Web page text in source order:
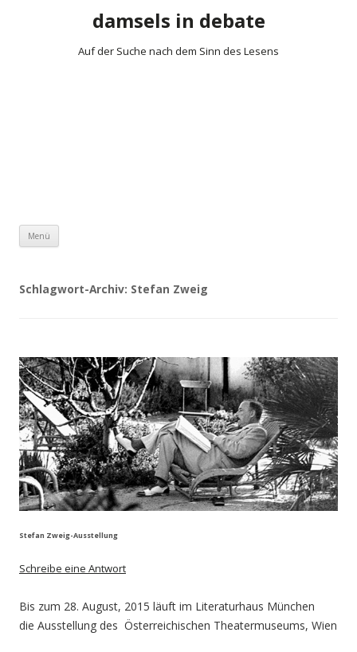
damsels in debate
Auf der Suche nach dem Sinn des Lesens
Menü
Schlagwort-Archiv: Stefan Zweig
Stefan Zweig-Ausstellung
Schreibe eine Antwort
Bis zum 28. August, 2015 läuft im Literaturhaus München
die Ausstellung des Österreichischen Theatermuseums, Wien